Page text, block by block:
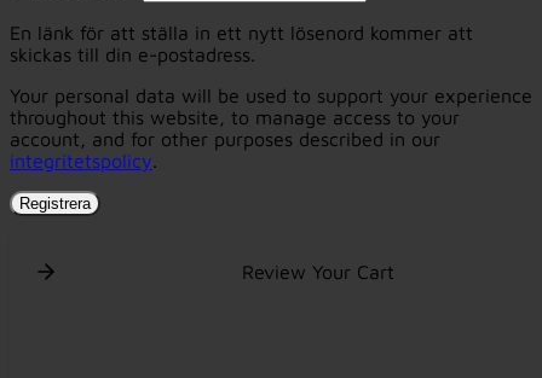
En länk för att ställa in ett nytt lösenord kommer att
skickas till din e-postadress.
Your personal data will be used to support your experience
throughout this website, to manage access to your
account, and for other purposes described in our
integritetspolicy.
Registrera
Review Your Cart